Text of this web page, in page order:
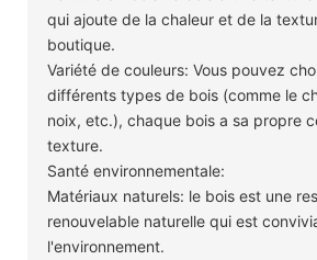
qui ajoute de la chaleur et de la
boutique.
Variété de couleurs: Vous pouvez
différents types de bois (comme le
noix, etc.), chaque bois a sa propre
texture.
Santé environnementale:
Matériaux naturels: le bois est une
renouvelable naturelle qui est
l'environnement.